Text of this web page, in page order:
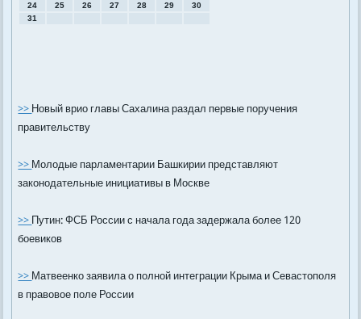
24
25 26 27 28 29
30
31
>>Новый врио главы Сахалина раздал первые поручения
правительству
>>Молодые парламентарии Башкирии представляют
законодательные инициативы в Москве
>>Путин: ФСБ России с начала года задержала более 120
боевиков
>>Матвеенко заявила о полной интеграции Крыма и Севастополя
в правовое поле России